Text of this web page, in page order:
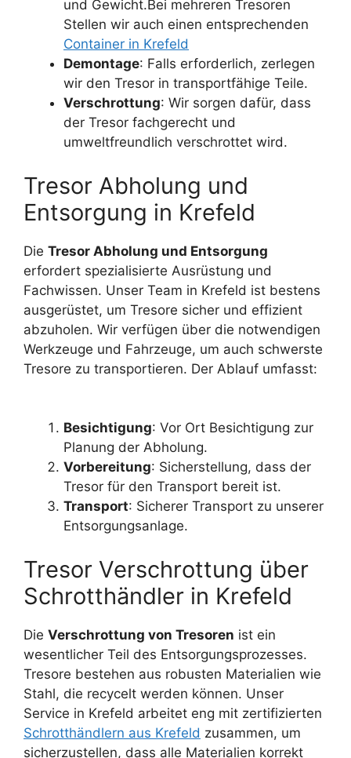
und Gewicht.Bei mehreren Tresoren
Stellen wir auch einen entsprechenden
Container in Krefeld
Demontage: Falls erforderlich, zerlegen
wir den Tresor in transportfähige Teile.
Verschrottung: Wir sorgen dafür, dass
der Tresor fachgerecht und
umweltfreundlich verschrottet wird.
Tresor Abholung und
Entsorgung in Krefeld
Die Tresor Abholung und Entsorgung
erfordert spezialisierte Ausrüstung und
Fachwissen. Unser Team in Krefeld ist bestens
ausgerüstet, um Tresore sicher und effizient
abzuholen. Wir verfügen über die notwendigen
Werkzeuge und Fahrzeuge, um auch schwerste
Tresore zu transportieren. Der Ablauf umfasst:
Besichtigung: Vor Ort Besichtigung zur
Planung der Abholung.
Vorbereitung: Sicherstellung, dass der
Tresor für den Transport bereit ist.
Transport: Sicherer Transport zu unserer
Entsorgungsanlage.
Tresor Verschrottung über
Schrotthändler in Krefeld
Die Verschrottung von Tresoren ist ein
wesentlicher Teil des Entsorgungsprozesses.
Tresore bestehen aus robusten Materialien wie
Stahl, die recycelt werden können. Unser
Service in Krefeld arbeitet eng mit zertifizierten
Schrotthändlern aus Krefeld zusammen, um
sicherzustellen, dass alle Materialien korrekt